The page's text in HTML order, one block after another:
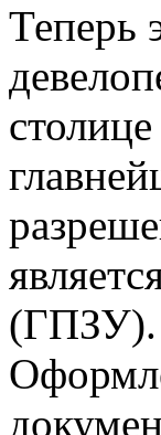
Теперь
(ГПЗУ).